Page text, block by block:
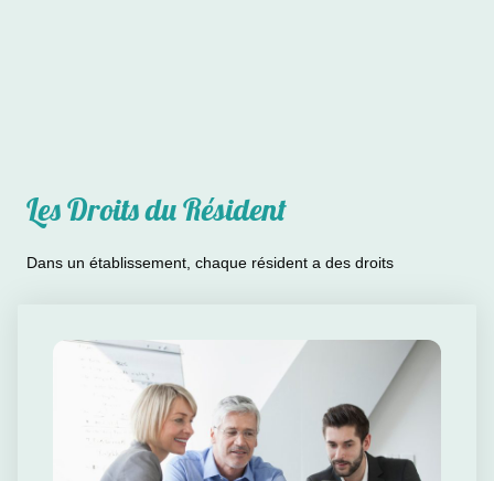
Les Droits du Résident
Dans un établissement, chaque résident a des droits